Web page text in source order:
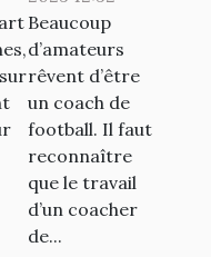
de
football ?
Beaucoup
d’amateurs
rêvent d’être
un coach de
football. Il faut
reconnaître
que le travail
d’un coacher
de...